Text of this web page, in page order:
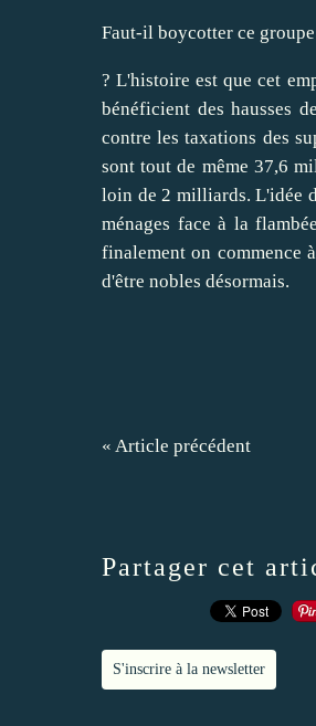
Faut-il boycotter ce
? L'histoire est que cet
bénéficient des hausses
contre les taxations des
sont tout de même 37,6
loin de 2 milliards. L'idée
ménages face à la
finalement on commence
d'être nobles désormais.
« Article précédent
Partager cet
S'inscrire à la newsletter